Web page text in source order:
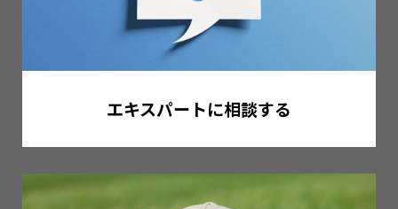
エキスパートに相談する